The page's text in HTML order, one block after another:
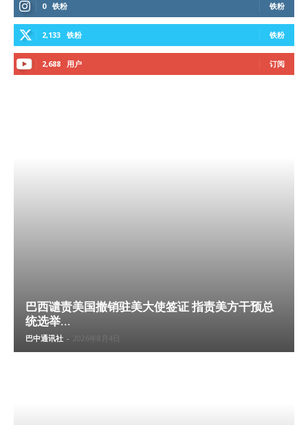
0 铁粉 铁粉
2,133 铁粉 铁粉
2,688 用户 订阅
巴西谴责美国撤销驻美大使签证 指责美方干预总
统选举...
巴中通讯社 - 2026年8月4日